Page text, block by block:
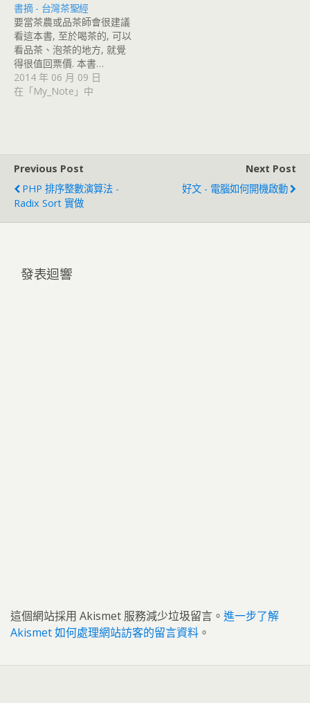
書摘 - 台灣茶聖經
要當茶農或品茶師會很建議
看這本書, 至於喝茶的, 可以
看品茶、泡茶的地方, 就覺
得很值回票價. 本書…
2014 年 06 月 09 日
在「My_Note」中
Previous Post
PHP 排序整數演算法 -
Radix Sort 實做
Next Post
好文 - 電腦如何開機啟動
發表迴響
這個網站採用 Akismet 服務減少垃圾留言。 進一步了解
Akismet 如何處理網站訪客的留言資料 。